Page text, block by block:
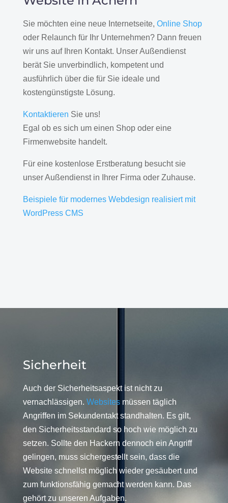
Sie möchten eine neue Internetseite, Online Shop
oder Relaunch für Ihr Unternehmen? Dann freuen
wir uns auf Ihren Kontakt. Unser Außendienst
berät Sie unverbindlich, kompetent und
ausführlich über die für Sie ideale und
kostengünstigste Lösung.
Kontaktieren Sie uns!
Egal ob es sich um einen Shop oder eine
Firmenwebsite handelt.
Für eine kostenlose Erstberatung besucht sie
unser Außendienst in Ihrer Firma oder Zuhause.
Beispiele für modernes Webdesign realisiert mit
WordPress CMS
Sicherheit
Auch der Sicherheitsaspekt ist nicht zu
vernachlässigen. Websitesmüssen täglich
Angriffen im Sekundentakt standhalten. Es gilt,
den Sicherheitsstandard so hoch wie möglich zu
setzen. Sollte den Hackern dennoch ein Angriff
gelingen, muss sichergestellt sein, dass die
Website schnellst möglich wieder gesäubert und
zum funktionsfähig gemacht werden kann. Das
gehört zu unseren Aufgaben.